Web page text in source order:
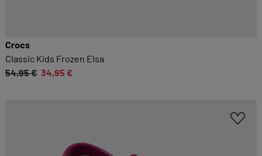
Crocs
Classic Kids Frozen Elsa
54,95 € 34,95 €